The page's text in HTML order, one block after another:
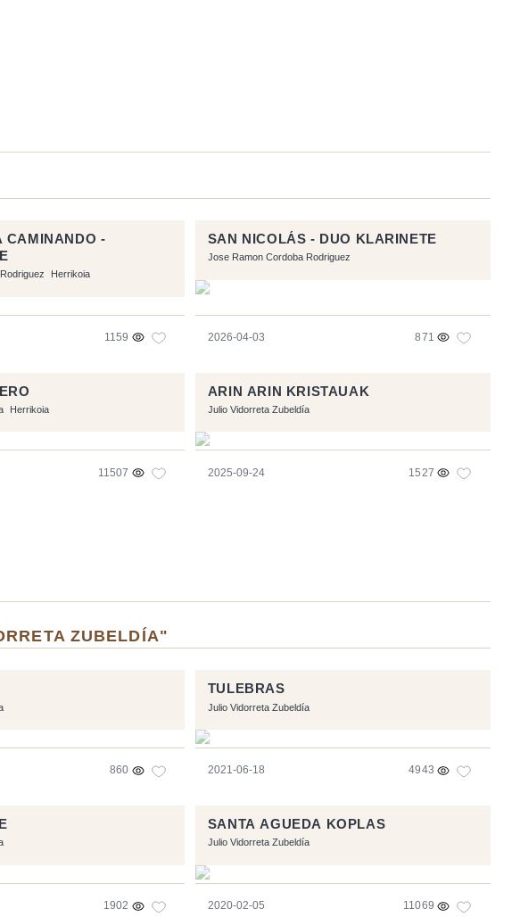
CAMINANDO -
Herrikoia
1159
SAN NICOLÁS - DUO KLARINETE
Jose Ramon Cordoba Rodriguez
2026-04-03 871
Herrikoia
11507
ARIN ARIN KRISTAUAK
Julio Vidorreta Zubeldía
2025-09-24 1527
ZUBELDÍA"
860
TULEBRAS
Julio Vidorreta Zubeldía
2021-06-18 4943
1902
SANTA AGUEDA KOPLAS
Julio Vidorreta Zubeldía
2020-02-05 11069